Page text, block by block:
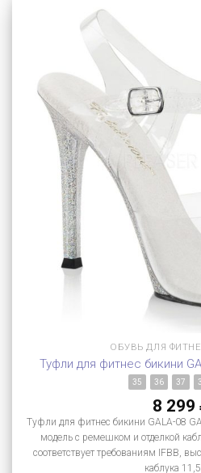
ОБУВЬ ДЛЯ
Туфли для фитнес бикини
35 36 37
8 299
Туфли для фитнес бикини GALA-08
модель с ремешком и отделкой
соответствует требованиям IFBB,
каблука